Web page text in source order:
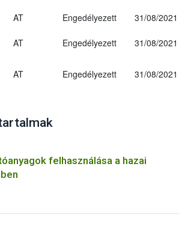
AT Engedélyezett
31/08/2021
AT Engedélyezett
31/08/2021
AT Engedélyezett 31/08/2021
felhasználása a hazai